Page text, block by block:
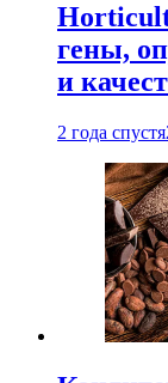
гены,
и
2 года спустя